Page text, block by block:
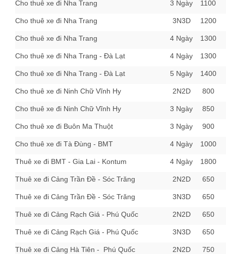
Cho thuê xe đi Nha Trang 3 Ngày 1100
Cho thuê xe đi Nha Trang 3N3D 1200
Cho thuê xe đi Nha Trang 4 Ngày 1300
Cho thuê xe đi Nha Trang - Đà Lạt 4 Ngày 1300
Cho thuê xe đi Nha Trang - Đà Lạt 5 Ngày 1400
Cho thuê xe đi Ninh Chữ Vĩnh Hy 2N2D 800
Cho thuê xe đi Ninh Chữ Vĩnh Hy 3 Ngày 850
Cho thuê xe đi Buôn Ma Thuột 3 Ngày 900
Cho thuê xe đi Tà Đùng - BMT 4 Ngày 1000
Thuê xe đi BMT - Gia Lai - Kontum 4 Ngày 1800
Thuê xe đi Cảng Trần Đề - Sóc Trăng 2N2D 650
Thuê xe đi Cảng Trần Đề - Sóc Trăng 3N3D 650
Thuê xe đi Cảng Rạch Giá - Phú Quốc 2N2D 650
Thuê xe đi Cảng Rạch Giá - Phú Quốc 3N3D 650
Thuê xe đi Cảng Hà Tiên - Phú Quốc 2N2D 750